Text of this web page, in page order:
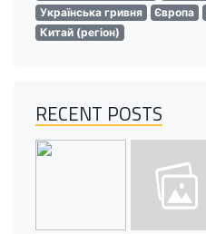
Українська гривня
Європа
Китай (регіон)
RECENT POSTS